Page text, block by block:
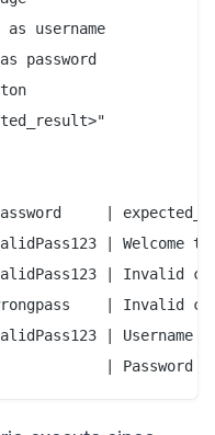
as username
password
|
| Welcome
| Invalid
| Invalid
| Username